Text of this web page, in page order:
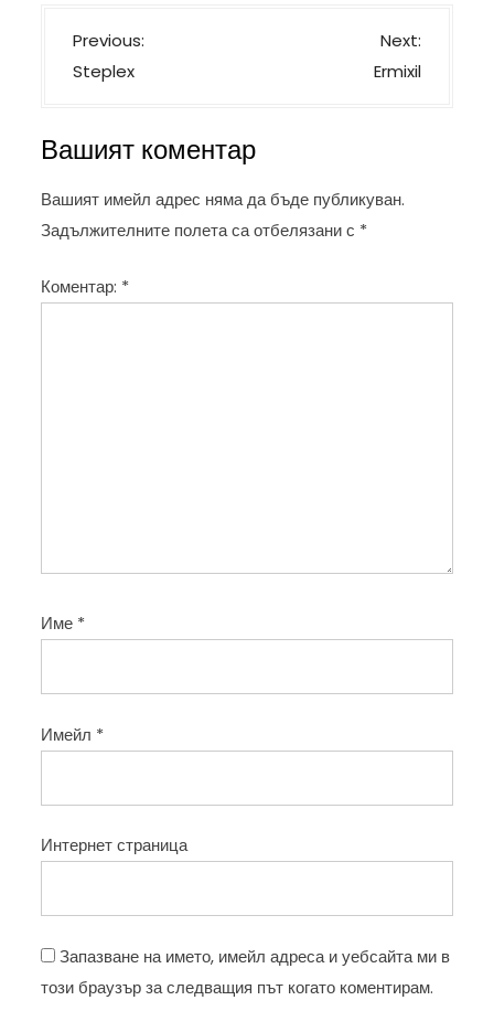
Н
а
и
г
а
ц
я
Previous:
Steplex
Next:
Ermixil
Вашият коментар
Вашият имейл адрес няма да бъде публикуван.
Задължителните полета са отбелязани с *
Коментар: *
Име *
Имейл *
Интернет страница
Запазване на името, имейл адреса и уебсайта ми в
този браузър за следващия път когато коментирам.